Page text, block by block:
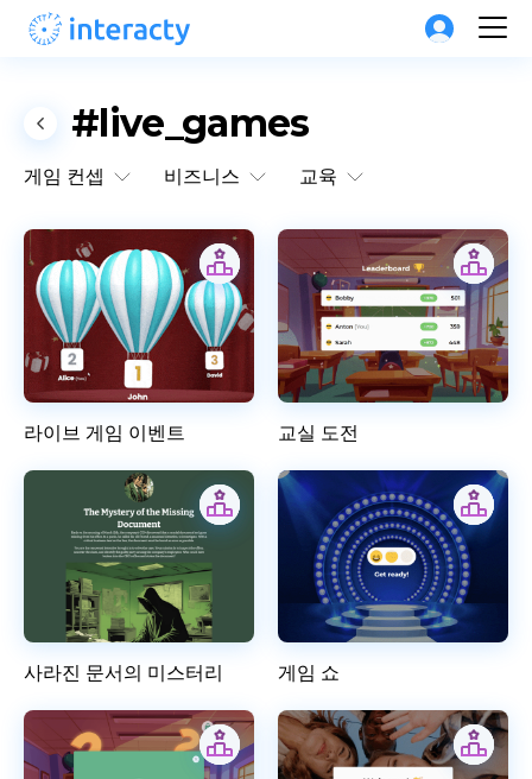
#live_games
게임 컨셉 비즈니스 교육
라이브 게임 이벤트 교실 도전
사라진 문서의 미스터리 게임 쇼